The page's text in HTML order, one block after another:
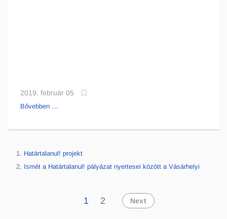
A Turizmus határok nélkül 2018-2019-es Határtalanul!
projektben a szovátai Domokos Kázmér Óvoda,
2019. február 05
Bővebben …
Határtalanul! projekt
Ismét a Határtalanul! pályázat nyertesei között a Vásárhelyi
1 2 Next